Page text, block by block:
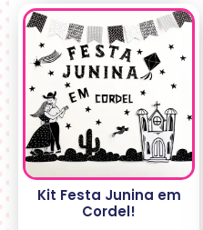
Kit Festa Junina em
Cordel!